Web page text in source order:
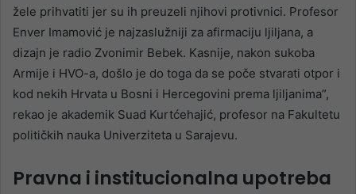
žele prihvatiti jer su ih preuzeli njihovi protivnici. Profesor
Enver Imamović je najzaslužniji za afirmaciju ljiljana, a
dizajn je radio Zvonimir Bebek. Kasnije, nakon sukoba
Armije i HVO-a, došlo je do toga da se poče stvarati otpor i
kod nekih Hrvata u Bosni i Hercegovini prema ljiljanima”,
rekao je akademik Suad Kurtćehajić, profesor na Fakultetu
političkih nauka Univerziteta u Sarajevu.
Pravna i institucionalna upotreba